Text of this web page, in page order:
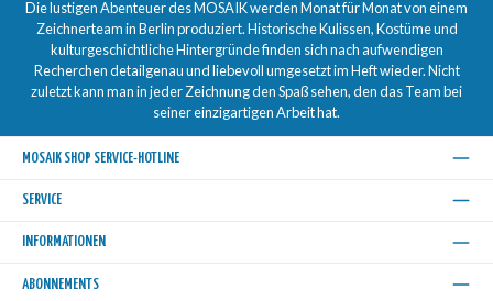
Die lustigen Abenteuer des MOSAIK werden Monat für Monat von einem
Zeichnerteam in Berlin produziert. Historische Kulissen, Kostüme und
kulturgeschichtliche Hintergründe finden sich nach aufwendigen
Recherchen detailgenau und liebevoll umgesetzt im Heft wieder. Nicht
zuletzt kann man in jeder Zeichnung den Spaß sehen, den das Team bei
seiner einzigartigen Arbeit hat.
MOSAIK SHOP SERVICE-HOTLINE
SERVICE
INFORMATIONEN
ABONNEMENTS